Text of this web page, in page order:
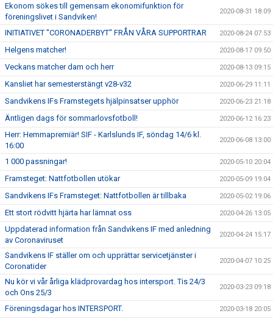
Ekonom sökes till gemensam ekonomifunktion för
föreningslivet i Sandviken!
2020-08-31 18:09
INITIATIVET "CORONADERBYT" FRÅN VÅRA SUPPORTRAR 2020-08-24 07:53
Helgens matcher! 2020-08-17 09:50
Veckans matcher dam och herr 2020-08-13 09:15
Kansliet har semesterstängt v28-v32 2020-06-29 11:11
Sandvikens IFs Framstegets hjälpinsatser upphör 2020-06-23 21:18
Äntligen dags för sommarlovsfotboll! 2020-06-12 16:23
Herr: Hemmapremiär! SIF - Karlslunds IF, söndag 14/6 kl.
16:00
2020-06-08 13:00
1 000 passningar! 2020-05-10 20:04
Framsteget: Nattfotbollen utökar 2020-05-09 19:04
Sandvikens IFs Framsteget: Nattfotbollen är tillbaka 2020-05-02 19:06
Ett stort rödvitt hjärta har lämnat oss 2020-04-26 13:05
Uppdaterad information från Sandvikens IF med anledning
av Coronaviruset
2020-04-24 15:17
Sandvikens IF ställer om och upprättar servicetjänster i
Coronatider
2020-04-07 10:25
Nu kör vi vår årliga klädprovardag hos intersport. Tis 24/3
och Ons 25/3
2020-03-23 09:18
Föreningsdagar hos INTERSPORT. 2020-03-18 20:05